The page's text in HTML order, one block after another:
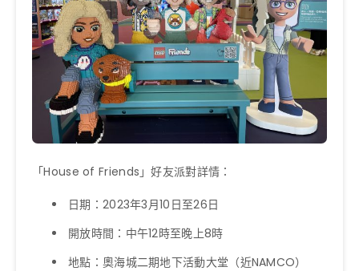
「House of Friends」好友派對詳情：
日期：2023年3月10日至26日
開放時間：中午12時至晚上8時
地點：奧海城二期地下活動大堂（近NAMCO）